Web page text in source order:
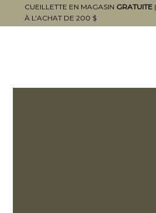
CUEILLETTE EN MAGASIN GRATUITE|
À L’ACHAT DE 200 $